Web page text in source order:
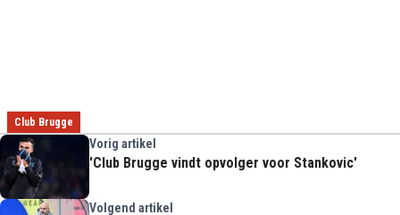
Club Brugge
Vorig artikel
'Club Brugge vindt opvolger voor Stankovic'
Volgend artikel